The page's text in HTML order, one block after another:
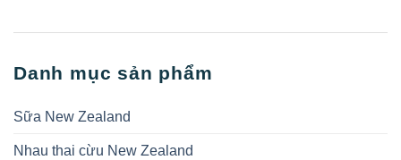
Danh mục sản phẩm
Sữa New Zealand
Nhau thai cừu New Zealand